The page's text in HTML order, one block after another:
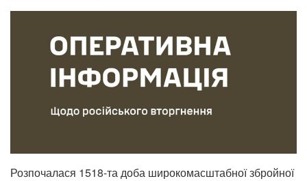
Розпочалася 1518-та доба широкомасштабної збройної